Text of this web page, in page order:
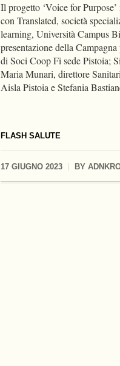
FLASH SALUTE
17 GIUGNO 2023 BY
Il progetto ‘Voice for
con Translated, società
learning, Università Campus
presentazione della
di Soci Coop Fi sede Pistoia;
Maria Munari, direttore
Aisla Pistoia e Stefania